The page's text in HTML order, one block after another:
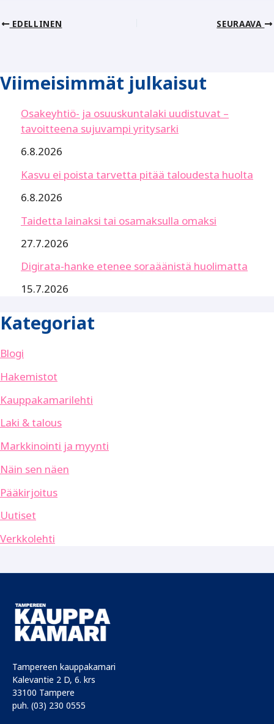
EDELLINEN SEURAAVA
Viimeisimmät julkaisut
Osakeyhtiö- ja osuuskuntalaki uudistuvat –
tavoitteena sujuvampi yritysarki
6.8.2026
Kasvu ei poista tarvetta pitää taloudesta huolta
6.8.2026
Taidetta lainaksi tai osamaksulla omaksi
27.7.2026
Digirata-hanke etenee soraäänistä huolimatta
15.7.2026
Kategoriat
Blogi
Hakemistot
Kauppakamarilehti
Laki & talous
Markkinointi ja myynti
Näin sen näen
Pääkirjoitus
Uutiset
Verkkolehti
Tampereen kauppakamari
Kalevantie 2 D, 6. krs
33100 Tampere
puh. (03) 230 0555